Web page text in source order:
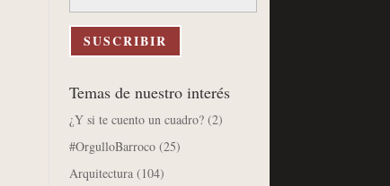
correo
electrónico
SUSCRIBIR
Temas de nuestro interés
¿Y si te cuento un cuadro? (2)
#OrgulloBarroco (25)
Arquitectura (104)